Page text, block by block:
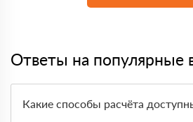
Ответы на популярные
Какие способы расчёта